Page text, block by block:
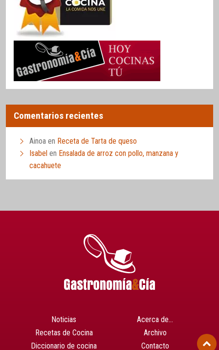
Comentarios recientes
Ainoa en Receta de Tarta de queso
Isabel en Ensalada de arroz con pollo, manzana y
cacahuete
Noticias
Recetas de Cocina
Diccionario de cocina
Acerca de…
Archivo
Contacto